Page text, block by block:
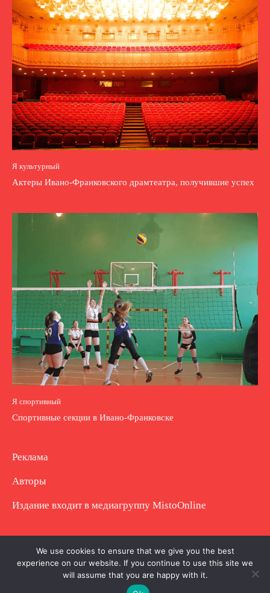
Я культурный
Актеры Ивано-Франковского драмтеатра, получившие успех
Я спортивный
Спортивные секции в Ивано-Франковске
Реклама
Авторы
Издание входит в медиагруппу MistoOnline
Copyright © Полное использование материала
запрещено. Частично разрешено с гиперссылкой.
We use cookies to ensure that we give you the best
experience on our website. If you continue to use this site we
will assume that you are happy with it.